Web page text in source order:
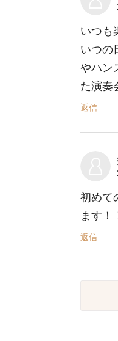
いつも
いつの
やハン
た演奏
返信
初めて
ます！
返信